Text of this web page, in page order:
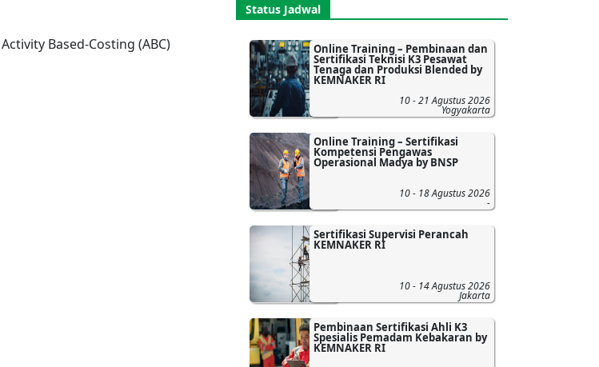
Based-Costing (ABC)
Status Jadwal
Online Training – Pembinaan dan
Sertifikasi Teknisi K3 Pesawat
Tenaga dan Produksi Blended by
KEMNAKER RI
10 - 21 Agustus 2026
Yogyakarta
Online Training – Sertifikasi
Kompetensi Pengawas
Operasional Madya by BNSP
10 - 18 Agustus 2026
-
Sertifikasi Supervisi Perancah
KEMNAKER RI
10 - 14 Agustus 2026
Jakarta
Pembinaan Sertifikasi Ahli K3
Spesialis Pemadam Kebakaran by
KEMNAKER RI